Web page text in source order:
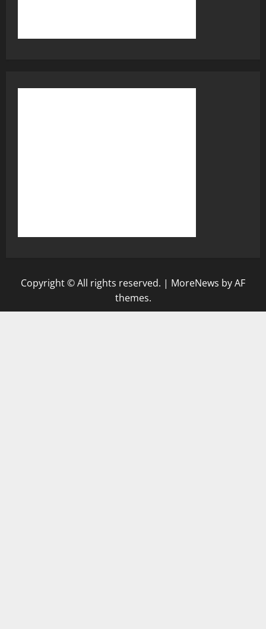
Copyright © All rights reserved. | MoreNews by AF
themes.